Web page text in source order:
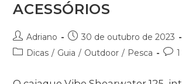
ACESSÓRIOS
Adriano
30 de outubro de 2023
Dicas / Guia / Outdoor / Pesca